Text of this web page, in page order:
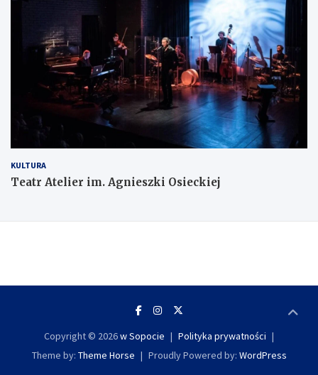
KULTURA
Teatr Atelier im. Agnieszki Osieckiej
Copyright © 2026w Sopocie
Polityka prywatności
Theme by: Theme Horse Proudly Powered by: WordPress